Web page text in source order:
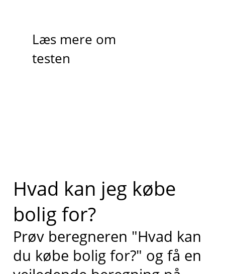
Læs mere om
testen
Hvad kan jeg købe
bolig for?
Prøv beregneren "Hvad kan
du købe bolig for?" og få en